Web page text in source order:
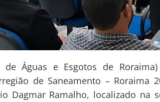
de Águas e Esgotos de
de Saneamento – Roraima
Dagmar Ramalho, localizado na